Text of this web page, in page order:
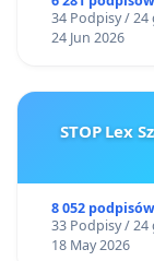
34 Podpisy / 24
24 Jun 2026
STOP Lex
8 052 podpisów
33 Podpisy / 24
18 May 2026